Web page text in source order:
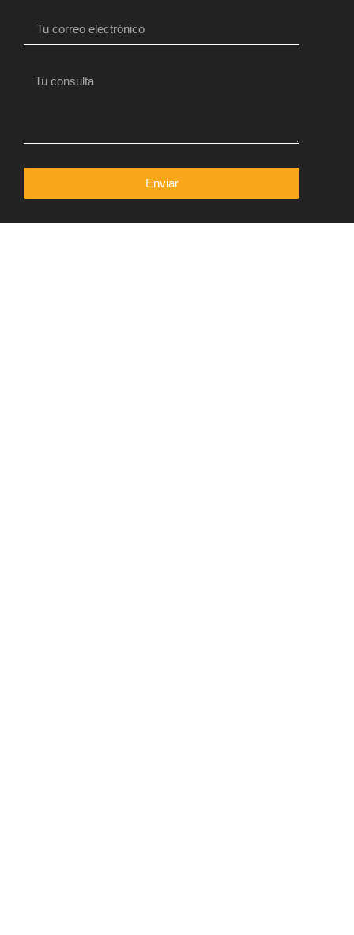
Enviar